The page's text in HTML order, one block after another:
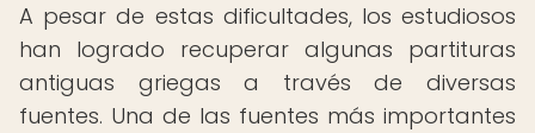
A pesar de estas dificultades, los estudiosos
han logrado recuperar algunas partituras
antiguas griegas a través de diversas
fuentes. Una de las fuentes más importantes